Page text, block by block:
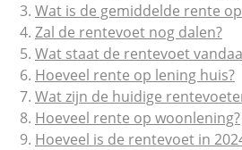
Wat is de gemiddelde rente
Zal de rentevoet nog dalen?
Wat staat de rentevoet
Hoeveel rente op lening huis?
Wat zijn de huidige
Hoeveel rente op woonlening?
Hoeveel is de rentevoet in